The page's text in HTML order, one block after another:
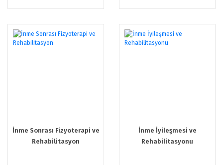
İnme Sonrası Fizyoterapi ve
Rehabilitasyon
İnme İyileşmesi ve
Rehabilitasyonu